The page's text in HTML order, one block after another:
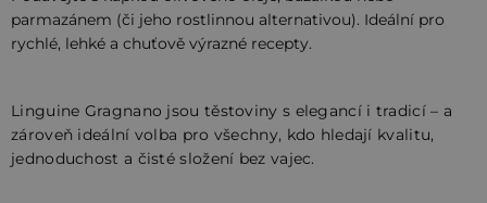
parmazánem (či jeho rostlinnou alternativou). Ideální pro
rychlé, lehké a chuťově výrazné recepty.
Linguine Gragnano jsou těstoviny s elegancí i tradicí – a
zároveň ideální volba pro všechny, kdo hledají kvalitu,
jednoduchost a čisté složení bez vajec.